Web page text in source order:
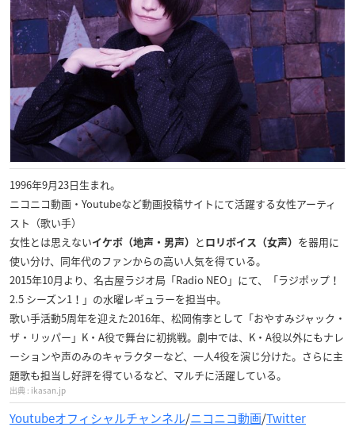
1996年9月23日生まれ。
ニコニコ動画・Youtubeなど動画投稿サイトにて活躍する女性アーティ
スト（歌い手）
女性とは思えないイケボ（地声・男声） と ロリボイス（女声） を器用に
使い分け、同年代のファンからの高い人気を得ている。
2015年10月より、名古屋ラジオ局「Radio NEO」にて、「ラジポップ！
2.5 シーズン1！」の水曜レギュラーを担当中。
歌い手活動5周年を迎えた2016年、松岡侑李として「おやすみジャック・
ザ・リッパー」K・A役で舞台に初挑戦。劇中では、K・A役以外にもナレ
ーションや声のみのキャラクターなど、一人4役を演じ分けた。さらに主
題歌も担当し好評を得ているなど、マルチに活躍している。
ikasan.jp
Youtubeオフィシャルチャンネル/ニコニコ動画/Twitter